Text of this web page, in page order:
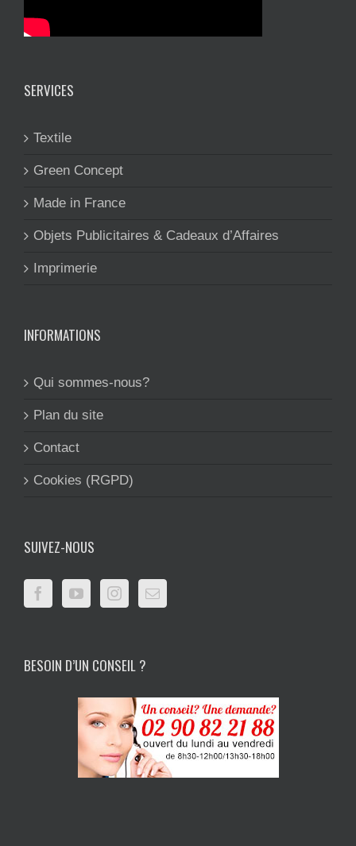
SERVICES
Textile
Green Concept
Made in France
Objets Publicitaires & Cadeaux d’Affaires
Imprimerie
INFORMATIONS
Qui sommes-nous?
Plan du site
Contact
Cookies (RGPD)
SUIVEZ-NOUS
BESOIN D’UN CONSEIL ?